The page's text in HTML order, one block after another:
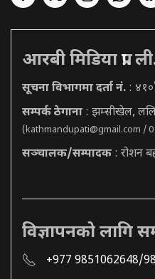
आरबी मिडिया प्रा.
सूचना विभागमा दर्ता नं. :
सम्पर्क ठेगाना : झम्सीखेल,
(kathmandupati@gmail.com /
सञ्चालक/सम्पादक : रोशन
विज्ञापनको लागि
+977 9851062648/